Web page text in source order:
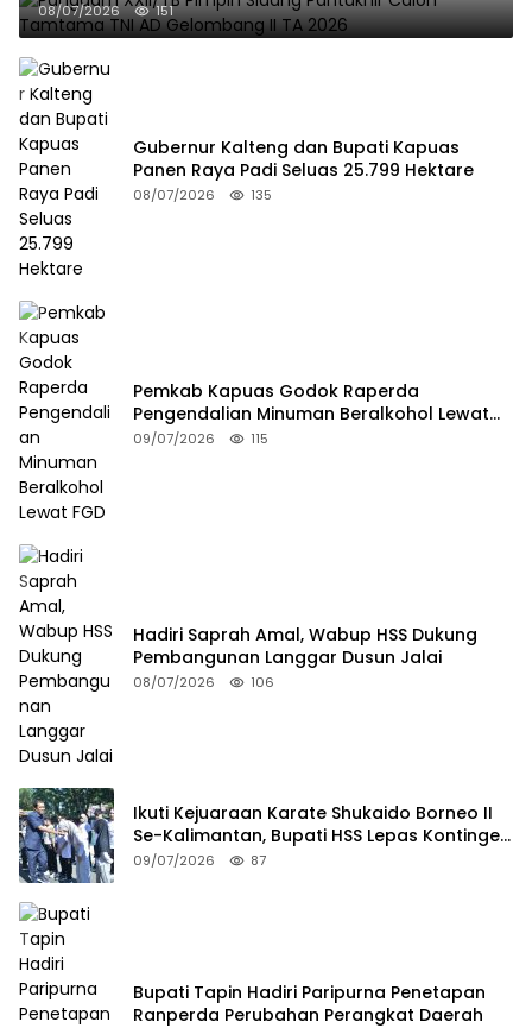
08/07/2026 151
Gubernur Kalteng dan Bupati Kapuas
Panen Raya Padi Seluas 25.799 Hektare
08/07/2026 135
Pemkab Kapuas Godok Raperda
Pengendalian Minuman Beralkohol Lewat
FGD
09/07/2026 115
Hadiri Saprah Amal, Wabup HSS Dukung
Pembangunan Langgar Dusun Jalai
08/07/2026 106
Ikuti Kejuaraan Karate Shukaido Borneo II
Se-Kalimantan, Bupati HSS Lepas Kontingen
FORKI
09/07/2026 87
Bupati Tapin Hadiri Paripurna Penetapan
Ranperda Perubahan Perangkat Daerah